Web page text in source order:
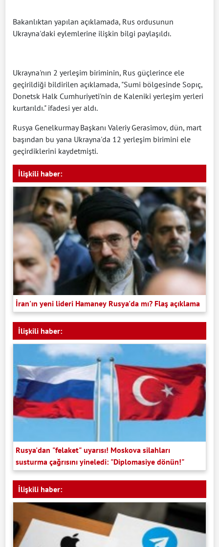
Bakanlıktan yapılan açıklamada, Rus ordusunun
Ukrayna'daki eylemlerine ilişkin bilgi paylaşıldı.
Ukrayna'nın 2 yerleşim biriminin, Rus güçlerince ele
geçirildiği bildirilen açıklamada, "Sumi bölgesinde Sopıç,
Donetsk Halk Cumhuriyeti'nin de Kaleniki yerleşim yerleri
kurtarıldı." ifadesi yer aldı.
Rusya Genelkurmay Başkanı Valeriy Gerasimov, dün, mart
başından bu yana Ukrayna'da 12 yerleşim birimini ele
geçirdiklerini kaydetmişti.
İlişkili haber:
İran'ın yeni lideri Hamaney Rusya'da mı? Flaş açıklama
İlişkili haber:
Rusya'dan "felaket" uyarısı! Moskova silahları
susturma çağrısını yineledi: "Diplomasiye dönün!"
İlişkili haber: